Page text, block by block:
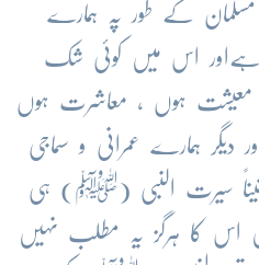
کے طور پہ ہمارے
ہےاور اس میں کوئی شک
معیشت ہوں ، معاشرت ہوں
ہمارے عمرانی و سماجی
سیرت النبی (ﷺ) ہی
اس کا ہرگز یہ مطلب نہیں